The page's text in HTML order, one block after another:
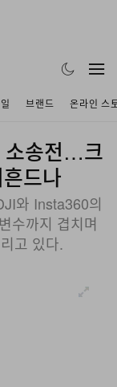
브랜드 온라인 스
소송전…크
드나
와 Insta360의
수까지 겹치며
고 있다.